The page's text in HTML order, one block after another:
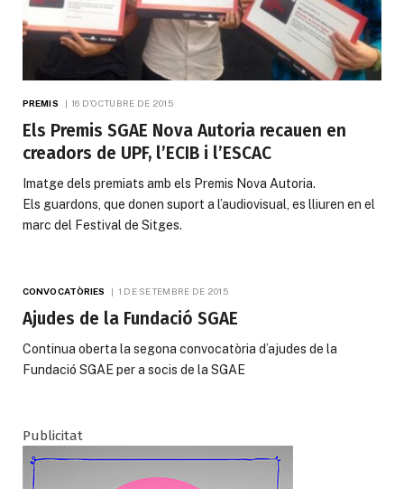
PREMIS 16 D'OCTUBRE DE 2015
Els Premis SGAE Nova Autoria recauen en
creadors de UPF, l’ECIB i l’ESCAC
Imatge dels premiats amb els Premis Nova Autoria.
Els guardons, que donen suport a l’audiovisual, es lliuren en el
marc del Festival de Sitges.
CONVOCATÒRIES 1 DE SETEMBRE DE 2015
Ajudes de la Fundació SGAE
Continua oberta la segona convocatòria d’ajudes de la
Fundació SGAE per a socis de la SGAE
Publicitat